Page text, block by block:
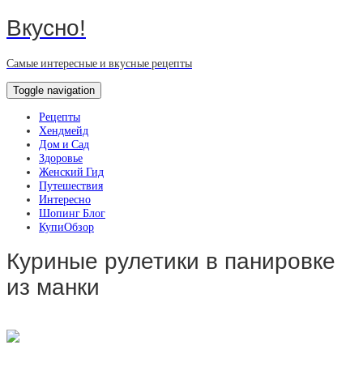
Вкусно!
Самые интересные и вкусные рецепты
Toggle navigation
Рецепты
Хендмейд
Дом и Сад
Здоровье
Женский Гид
Путешествия
Интересно
Шопинг Блог
КупиОбзор
Куриные рулетики в панировке
из манки